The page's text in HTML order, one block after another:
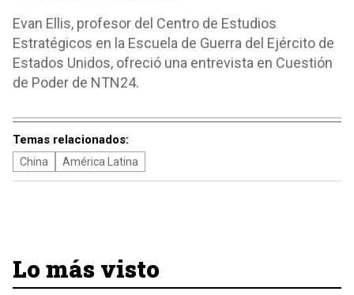
Evan Ellis, profesor del Centro de Estudios
Estratégicos en la Escuela de Guerra del Ejército de
Estados Unidos, ofreció una entrevista en Cuestión
de Poder de NTN24.
Temas relacionados:
China América Latina
Lo más visto